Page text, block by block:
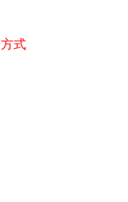
式